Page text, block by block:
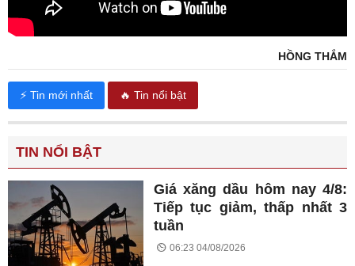
HỒNG THẮM
⚡ Tin mới nhất 🔥 Tin nổi bật
TIN NỔI BẬT
Giá xăng dầu hôm nay 4/8:
Tiếp tục giảm, thấp nhất 3
tuần
06:23 04/08/2026